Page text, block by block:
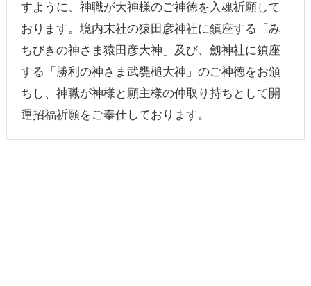
すように、神職が大神様のご神徳を入魂祈願して
おります。境内末社の猿田彦神社に鎮座する「み
ちびきの神さま猿田彦大神」及び、劔神社に鎮座
する「勝利の神さま武甕槌大神」のご神徳をお頒
ちし、神職が神様と願主様の仲取り持ちとして開
運招福祈願をご奉仕しております。